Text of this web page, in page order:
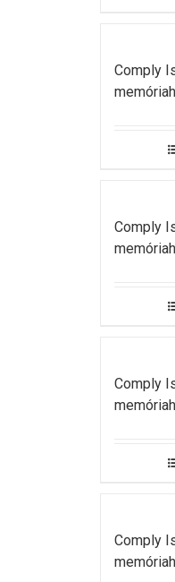
Comply
Comply
Comply
Comply